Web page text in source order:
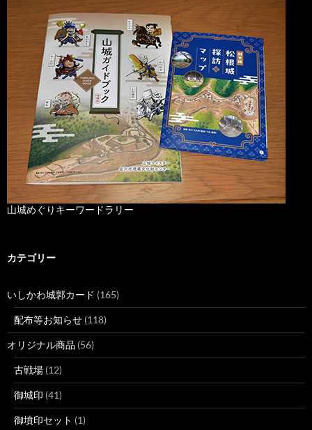
山城めぐりキーワードラリー
カテゴリー
いしかわ城郭カード (165)
配布等お知らせ (118)
オリジナル商品 (56)
古戦場 (12)
御城印 (41)
御墳印セット (1)